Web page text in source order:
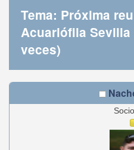
Tema: Próxima
Acuariófila
veces)